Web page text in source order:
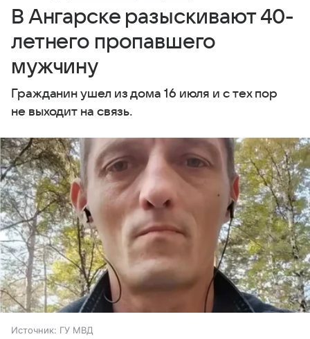
В Ангарске разыскивают 40-
летнего пропавшего
мужчину
Гражданин ушел из дома 16 июля и с тех пор
не выходит на связь.
Источник: ГУ МВД